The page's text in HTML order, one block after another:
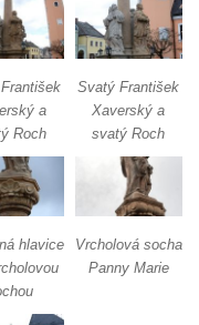
v
a
Roch
Svatý František
Xaverský a
svatý Roch
hlavice
Vrcholová socha
Panny Marie